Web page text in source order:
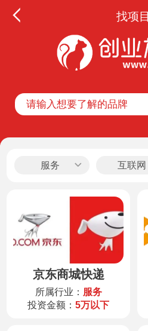
找项目
服务 互联网
京东商城快递
所属行业： 服务
投资金额：5万以下
全部
酒店
家居